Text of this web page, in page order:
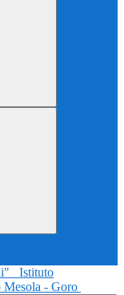
Istituto
Mesola - Goro